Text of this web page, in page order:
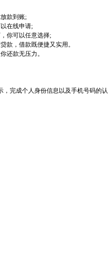
款到账;
在线申请;
你可以任意选择;
款，借款既便捷又实用。
还款无压力。
完成个人身份信息以及手机号码的认